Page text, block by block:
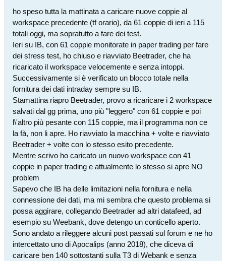
ho speso tutta la mattinata a caricare nuove coppie al
workspace precedente (tf orario), da 61 coppie di ieri a 115
totali oggi, ma sopratutto a fare dei test.
Ieri su IB, con 61 coppie monitorate in paper trading per fare
dei stress test, ho chiuso e riavviato Beetrader, che ha
ricaricato il workspace velocemente e senza intoppi.
Successivamente si è verificato un blocco totale nella
fornitura dei dati intraday sempre su IB.
Stamattina riapro Beetrader, provo a ricaricare i 2 workspace
salvati dal gg prima, uno più "leggero" con 61 coppie e poi
l\'altro più pesante con 115 coppie, ma il programma non ce
la fà, non li apre. Ho riavviato la macchina + volte e riavviato
Beetrader + volte con lo stesso esito precedente.
Mentre scrivo ho caricato un nuovo workspace con 41
coppie in paper trading e attualmente lo stesso si apre NO
problem
Sapevo che IB ha delle limitazioni nella fornitura e nella
connessione dei dati, ma mi sembra che questo problema si
possa aggirare, collegando Beetrader ad altri datafeed, ad
esempio su Weebank, dove detengo un conticello aperto.
Sono andato a rileggere alcuni post passati sul forum e ne ho
intercettato uno di Apocalips (anno 2018), che diceva di
caricare ben 140 sottostanti sulla T3 di Webank e senza